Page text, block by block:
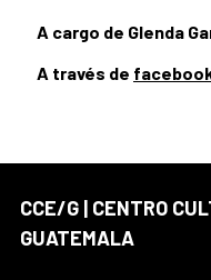
A cargo de Glenda
A través de
CCE/G | CENTRO
GUATEMALA